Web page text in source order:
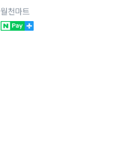
츠 남성 여성 공용
월천마트